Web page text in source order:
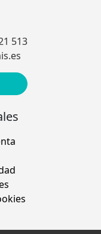
513